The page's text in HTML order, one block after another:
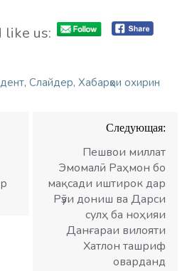
like us:
, Слайдер, Хабарҳои охирин
Следующая:
Пешвои миллат
Эмомалӣ Раҳмон бо
мақсади иштирок дар
Рӯзи дониш ва Дарси
сулҳ ба ноҳияи
Данғараи вилояти
Хатлон ташриф
оварданд